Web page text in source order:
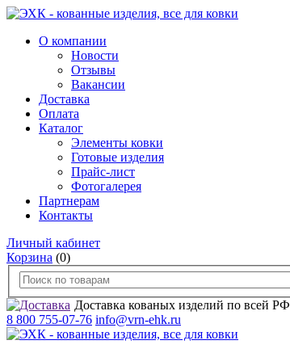
О компании
Новости
Отзывы
Вакансии
Доставка
Оплата
Каталог
Элементы ковки
Готовые изделия
Прайс-лист
Фотогалерея
Партнерам
Контакты
Личный кабинет
Корзина (0)
Доставка кованых изделий по всей РФ
8 800 755-07-76 info@vrn-ehk.ru